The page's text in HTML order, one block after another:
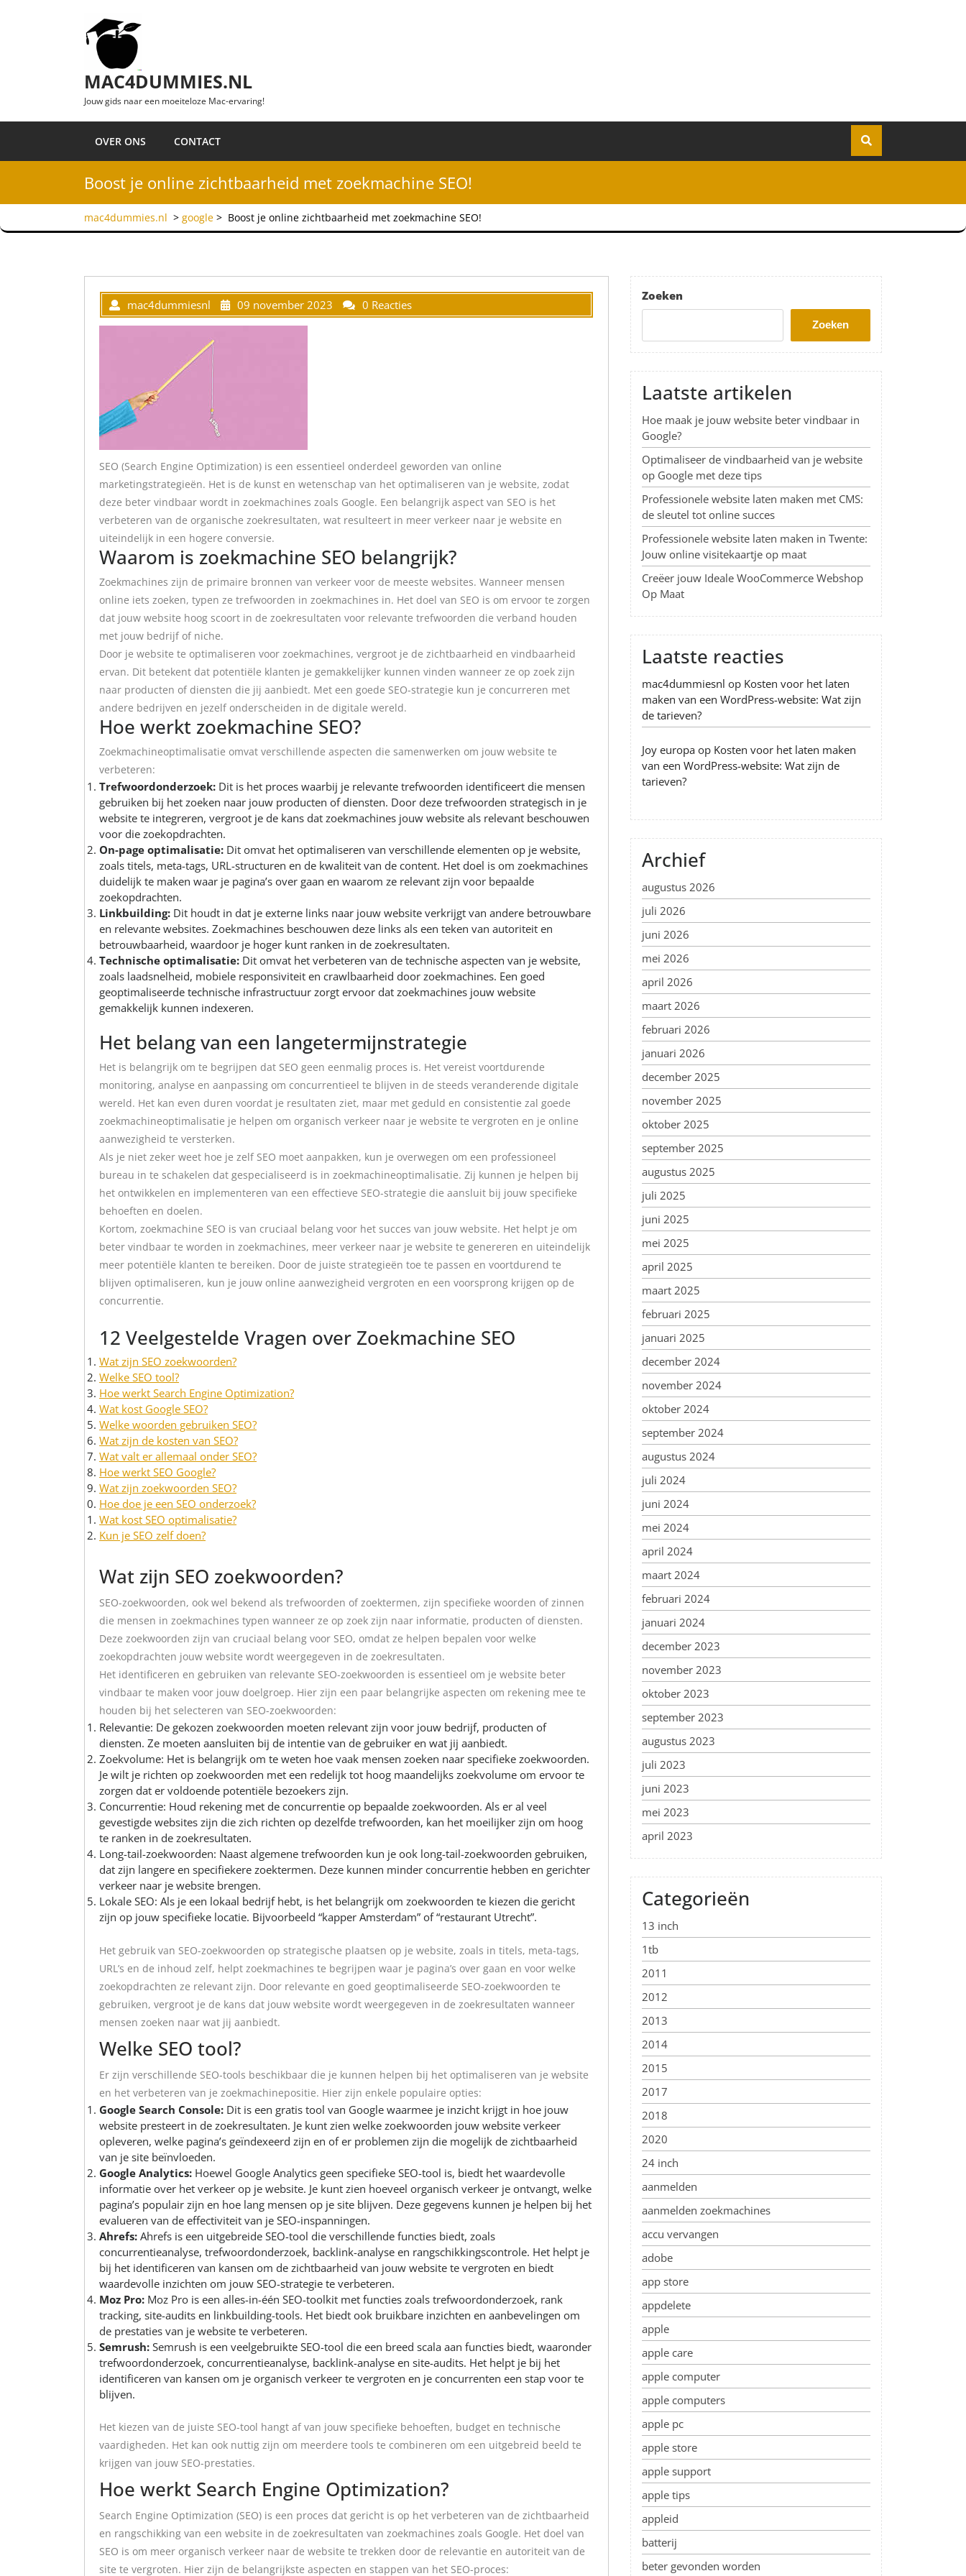
MAC4DUMMIES.NL
Jouw gids naar een moeiteloze Mac-ervaring!
OVER ONS CONTACT
Boost je online zichtbaarheid met zoekmachine SEO!
mac4dummies.nl > google > Boost je online zichtbaarheid met zoekmachine SEO!
mac4dummiesnl 09 november 2023 0 Reacties
SEO (Search Engine Optimization) is een essentieel onderdeel geworden van online
marketingstrategieën. Het is de kunst en wetenschap van het optimaliseren van je website, zodat
deze beter vindbaar wordt in zoekmachines zoals Google. Een belangrijk aspect van SEO is het
verbeteren van de organische zoekresultaten, wat resulteert in meer verkeer naar je website en
uiteindelijk in een hogere conversie.
Waarom is zoekmachine SEO belangrijk?
Zoekmachines zijn de primaire bronnen van verkeer voor de meeste websites. Wanneer mensen
online iets zoeken, typen ze trefwoorden in zoekmachines in. Het doel van SEO is om ervoor te zorgen
dat jouw website hoog scoort in de zoekresultaten voor relevante trefwoorden die verband houden
met jouw bedrijf of niche.
Door je website te optimaliseren voor zoekmachines, vergroot je de zichtbaarheid en vindbaarheid
ervan. Dit betekent dat potentiële klanten je gemakkelijker kunnen vinden wanneer ze op zoek zijn
naar producten of diensten die jij aanbiedt. Met een goede SEO-strategie kun je concurreren met
andere bedrijven en jezelf onderscheiden in de digitale wereld.
Hoe werkt zoekmachine SEO?
Zoekmachineoptimalisatie omvat verschillende aspecten die samenwerken om jouw website te
verbeteren:
Trefwoordonderzoek: Dit is het proces waarbij je relevante trefwoorden identificeert die mensen
gebruiken bij het zoeken naar jouw producten of diensten. Door deze trefwoorden strategisch in je
website te integreren, vergroot je de kans dat zoekmachines jouw website als relevant beschouwen
voor die zoekopdrachten.
On-page optimalisatie: Dit omvat het optimaliseren van verschillende elementen op je website,
zoals titels, meta-tags, URL-structuren en de kwaliteit van de content. Het doel is om zoekmachines
duidelijk te maken waar je pagina’s over gaan en waarom ze relevant zijn voor bepaalde
zoekopdrachten.
Linkbuilding: Dit houdt in dat je externe links naar jouw website verkrijgt van andere betrouwbare
en relevante websites. Zoekmachines beschouwen deze links als een teken van autoriteit en
betrouwbaarheid, waardoor je hoger kunt ranken in de zoekresultaten.
Technische optimalisatie: Dit omvat het verbeteren van de technische aspecten van je website,
zoals laadsnelheid, mobiele responsiviteit en crawlbaarheid door zoekmachines. Een goed
geoptimaliseerde technische infrastructuur zorgt ervoor dat zoekmachines jouw website
gemakkelijk kunnen indexeren.
Het belang van een langetermijnstrategie
Het is belangrijk om te begrijpen dat SEO geen eenmalig proces is. Het vereist voortdurende
monitoring, analyse en aanpassing om concurrentieel te blijven in de steeds veranderende digitale
wereld. Het kan even duren voordat je resultaten ziet, maar met geduld en consistentie zal goede
zoekmachineoptimalisatie je helpen om organisch verkeer naar je website te vergroten en je online
aanwezigheid te versterken.
Als je niet zeker weet hoe je zelf SEO moet aanpakken, kun je overwegen om een professioneel
bureau in te schakelen dat gespecialiseerd is in zoekmachineoptimalisatie. Zij kunnen je helpen bij
het ontwikkelen en implementeren van een effectieve SEO-strategie die aansluit bij jouw specifieke
behoeften en doelen.
Kortom, zoekmachine SEO is van cruciaal belang voor het succes van jouw website. Het helpt je om
beter vindbaar te worden in zoekmachines, meer verkeer naar je website te genereren en uiteindelijk
meer potentiële klanten te bereiken. Door de juiste strategieën toe te passen en voortdurend te
blijven optimaliseren, kun je jouw online aanwezigheid vergroten en een voorsprong krijgen op de
concurrentie.
12 Veelgestelde Vragen over Zoekmachine SEO
Wat zijn SEO zoekwoorden?
Welke SEO tool?
Hoe werkt Search Engine Optimization?
Wat kost Google SEO?
Welke woorden gebruiken SEO?
Wat zijn de kosten van SEO?
Wat valt er allemaal onder SEO?
Hoe werkt SEO Google?
Wat zijn zoekwoorden SEO?
Hoe doe je een SEO onderzoek?
Wat kost SEO optimalisatie?
Kun je SEO zelf doen?
Wat zijn SEO zoekwoorden?
SEO-zoekwoorden, ook wel bekend als trefwoorden of zoektermen, zijn specifieke woorden of zinnen
die mensen in zoekmachines typen wanneer ze op zoek zijn naar informatie, producten of diensten.
Deze zoekwoorden zijn van cruciaal belang voor SEO, omdat ze helpen bepalen voor welke
zoekopdrachten jouw website wordt weergegeven in de zoekresultaten.
Het identificeren en gebruiken van relevante SEO-zoekwoorden is essentieel om je website beter
vindbaar te maken voor jouw doelgroep. Hier zijn een paar belangrijke aspecten om rekening mee te
houden bij het selecteren van SEO-zoekwoorden:
Relevantie: De gekozen zoekwoorden moeten relevant zijn voor jouw bedrijf, producten of
diensten. Ze moeten aansluiten bij de intentie van de gebruiker en wat jij aanbiedt.
Zoekvolume: Het is belangrijk om te weten hoe vaak mensen zoeken naar specifieke zoekwoorden.
Je wilt je richten op zoekwoorden met een redelijk tot hoog maandelijks zoekvolume om ervoor te
zorgen dat er voldoende potentiële bezoekers zijn.
Concurrentie: Houd rekening met de concurrentie op bepaalde zoekwoorden. Als er al veel
gevestigde websites zijn die zich richten op dezelfde trefwoorden, kan het moeilijker zijn om hoog
te ranken in de zoekresultaten.
Long-tail-zoekwoorden: Naast algemene trefwoorden kun je ook long-tail-zoekwoorden gebruiken,
dat zijn langere en specifiekere zoektermen. Deze kunnen minder concurrentie hebben en gerichter
verkeer naar je website brengen.
Lokale SEO: Als je een lokaal bedrijf hebt, is het belangrijk om zoekwoorden te kiezen die gericht
zijn op jouw specifieke locatie. Bijvoorbeeld “kapper Amsterdam” of “restaurant Utrecht”.
Het gebruik van SEO-zoekwoorden op strategische plaatsen op je website, zoals in titels, meta-tags,
URL’s en de inhoud zelf, helpt zoekmachines te begrijpen waar je pagina’s over gaan en voor welke
zoekopdrachten ze relevant zijn. Door relevante en goed geoptimaliseerde SEO-zoekwoorden te
gebruiken, vergroot je de kans dat jouw website wordt weergegeven in de zoekresultaten wanneer
mensen zoeken naar wat jij aanbiedt.
Welke SEO tool?
Er zijn verschillende SEO-tools beschikbaar die je kunnen helpen bij het optimaliseren van je website
en het verbeteren van je zoekmachinepositie. Hier zijn enkele populaire opties:
Google Search Console: Dit is een gratis tool van Google waarmee je inzicht krijgt in hoe jouw
website presteert in de zoekresultaten. Je kunt zien welke zoekwoorden jouw website verkeer
opleveren, welke pagina’s geïndexeerd zijn en of er problemen zijn die mogelijk de zichtbaarheid
van je site beïnvloeden.
Google Analytics: Hoewel Google Analytics geen specifieke SEO-tool is, biedt het waardevolle
informatie over het verkeer op je website. Je kunt zien hoeveel organisch verkeer je ontvangt, welke
pagina’s populair zijn en hoe lang mensen op je site blijven. Deze gegevens kunnen je helpen bij het
evalueren van de effectiviteit van je SEO-inspanningen.
Ahrefs: Ahrefs is een uitgebreide SEO-tool die verschillende functies biedt, zoals
concurrentieanalyse, trefwoordonderzoek, backlink-analyse en rangschikkingscontrole. Het helpt je
bij het identificeren van kansen om de zichtbaarheid van jouw website te vergroten en biedt
waardevolle inzichten om jouw SEO-strategie te verbeteren.
Moz Pro: Moz Pro is een alles-in-één SEO-toolkit met functies zoals trefwoordonderzoek, rank
tracking, site-audits en linkbuilding-tools. Het biedt ook bruikbare inzichten en aanbevelingen om
de prestaties van je website te verbeteren.
Semrush: Semrush is een veelgebruikte SEO-tool die een breed scala aan functies biedt, waaronder
trefwoordonderzoek, concurrentieanalyse, backlink-analyse en site-audits. Het helpt je bij het
identificeren van kansen om je organisch verkeer te vergroten en je concurrenten een stap voor te
blijven.
Het kiezen van de juiste SEO-tool hangt af van jouw specifieke behoeften, budget en technische
vaardigheden. Het kan ook nuttig zijn om meerdere tools te combineren om een uitgebreid beeld te
krijgen van jouw SEO-prestaties.
Hoe werkt Search Engine Optimization?
Search Engine Optimization (SEO) is een proces dat gericht is op het verbeteren van de zichtbaarheid
en rangschikking van een website in de zoekresultaten van zoekmachines zoals Google. Het doel van
SEO is om meer organisch verkeer naar de website te trekken door de relevantie en autoriteit van de
site te vergroten. Hier zijn de belangrijkste aspecten en stappen van het SEO-proces:
Zoeken
Zoeken
Laatste artikelen
Hoe maak je jouw website beter vindbaar in
Google?
Optimaliseer de vindbaarheid van je website
op Google met deze tips
Professionele website laten maken met CMS:
de sleutel tot online succes
Professionele website laten maken in Twente:
Jouw online visitekaartje op maat
Creëer jouw Ideale WooCommerce Webshop
Op Maat
Laatste reacties
mac4dummiesnl op Kosten voor het laten
maken van een WordPress-website: Wat zijn
de tarieven?
Joy europa op Kosten voor het laten maken
van een WordPress-website: Wat zijn de
tarieven?
Archief
augustus 2026
juli 2026
juni 2026
mei 2026
april 2026
maart 2026
februari 2026
januari 2026
december 2025
november 2025
oktober 2025
september 2025
augustus 2025
juli 2025
juni 2025
mei 2025
april 2025
maart 2025
februari 2025
januari 2025
december 2024
november 2024
oktober 2024
september 2024
augustus 2024
juli 2024
juni 2024
mei 2024
april 2024
maart 2024
februari 2024
januari 2024
december 2023
november 2023
oktober 2023
september 2023
augustus 2023
juli 2023
juni 2023
mei 2023
april 2023
Categorieën
13 inch
1tb
2011
2012
2013
2014
2015
2017
2018
2020
24 inch
aanmelden
aanmelden zoekmachines
accu vervangen
adobe
app store
appdelete
apple
apple care
apple computer
apple computers
apple pc
apple store
apple support
apple tips
appleid
batterij
beter gevonden worden